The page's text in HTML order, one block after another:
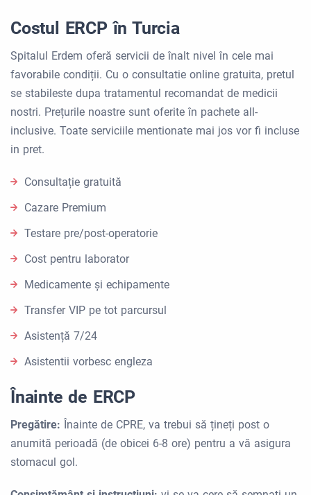
Costul ERCP în Turcia
Spitalul Erdem oferă servicii de înalt nivel în cele mai
favorabile condiții. Cu o consultatie online gratuita, pretul
se stabileste dupa tratamentul recomandat de medicii
nostri. Prețurile noastre sunt oferite în pachete all-
inclusive. Toate serviciile mentionate mai jos vor fi incluse
in pret.
Consultație gratuită
Cazare Premium
Testare pre/post-operatorie
Cost pentru laborator
Medicamente și echipamente
Transfer VIP pe tot parcursul
Asistență 7/24
Asistentii vorbesc engleza
Înainte de ERCP
Pregătire: Înainte de CPRE, va trebui să țineți post o
anumită perioadă (de obicei 6-8 ore) pentru a vă asigura
stomacul gol.